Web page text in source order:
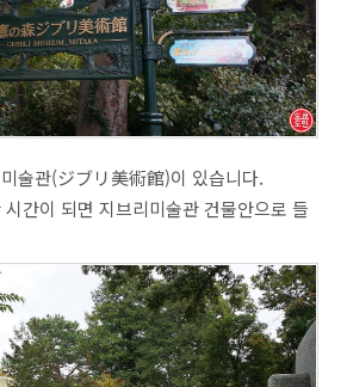
술관(ジブリ美術館)이 있습니다.
간이 되면 지브리미술관 건물안으로 들